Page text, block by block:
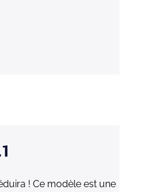
! Ce modèle est une